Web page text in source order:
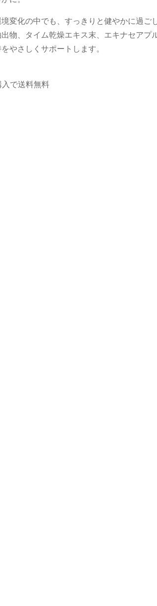
変化の中でも、すっきりと健やかに過ご
物、タイム乾燥エキス末、エキナセアプ
やさしくサポートします。
で送料無料